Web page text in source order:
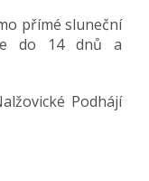
přímé sluneční
do 14 dnů a
Podhájí